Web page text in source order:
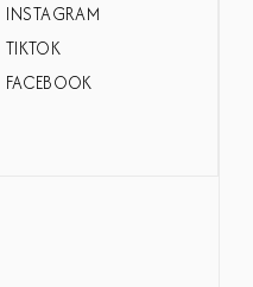
INSTAGRAM
TIKTOK
FACEBOOK